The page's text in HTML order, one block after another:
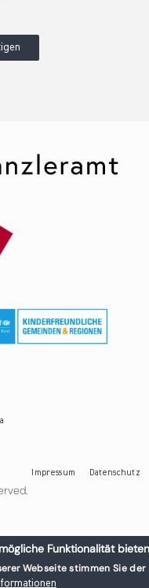
Impressum
Datenschutz
Funktionalität bieten
Webseite stimmen Sie der